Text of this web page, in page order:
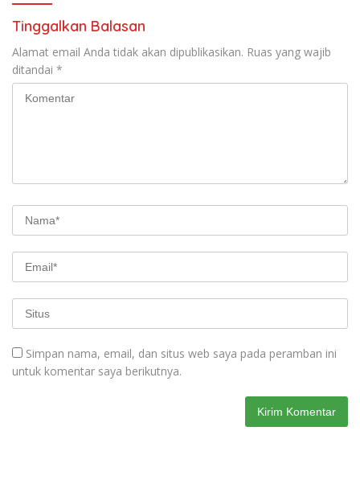
Tinggalkan Balasan
Alamat email Anda tidak akan dipublikasikan. Ruas yang wajib
ditandai *
Simpan nama, email, dan situs web saya pada peramban ini
untuk komentar saya berikutnya.